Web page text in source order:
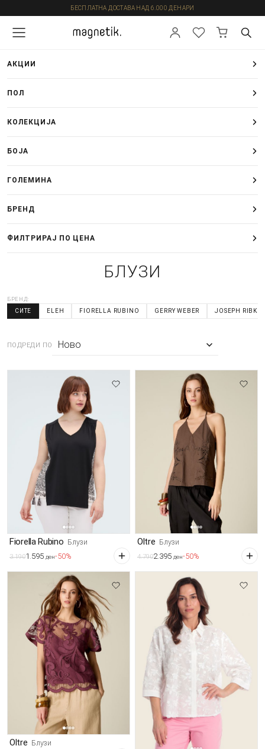
БЕСПЛАТНА ДОСТАВА НАД 6.000 ДЕНАРИ
АКЦИИ
ПОЛ
КОЛЕКЦИЈА
БОЈА
ГОЛЕМИНА
БРЕНД
ФИЛТРИРАЈ ПО ЦЕНА
БЛУЗИ
БРЕНД:
СИТЕ ELEH FIORELLA RUBINO GERRY WEBER JOSEPH
ПОДРЕДИ ПО
Fiorella Rubino Блузи
3.1901.595 ден-50%
Oltre Блузи
4.7902.395 ден-50%
Oltre Блузи